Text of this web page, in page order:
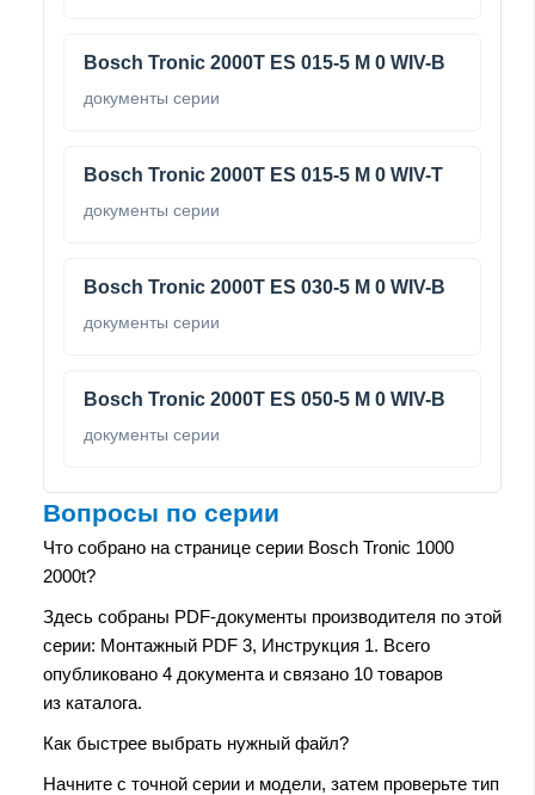
Bosch Tronic 2000T ES 015-5 M 0 WIV-B
документы серии
Bosch Tronic 2000T ES 015-5 M 0 WIV-Т
документы серии
Bosch Tronic 2000T ES 030-5 M 0 WIV-B
документы серии
Bosch Tronic 2000T ES 050-5 M 0 WIV-B
документы серии
Вопросы по серии
Что собрано на странице серии Bosch Tronic 1000
2000t?
Здесь собраны PDF-документы производителя по этой
серии: Монтажный PDF 3, Инструкция 1. Всего
опубликовано 4 документа и связано 10 товаров
из каталога.
Как быстрее выбрать нужный файл?
Начните с точной серии и модели, затем проверьте тип